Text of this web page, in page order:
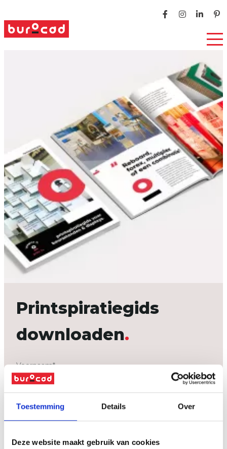
Toestemming Details Over
Deze website maakt gebruik van cookies
Printspiratiegids
downloaden
Voornaam*
Naam*
Bedrijf